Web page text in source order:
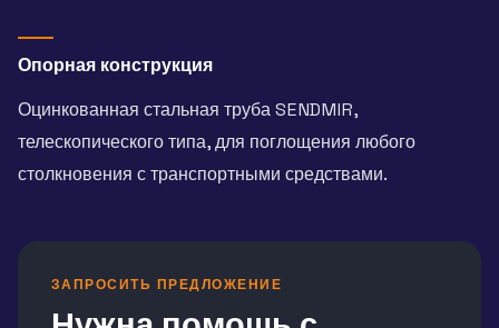
Опорная конструкция
Оцинкованная стальная труба SENDMIR,
телескопического типа, для поглощения любого
столкновения с транспортными средствами.
ЗАПРОСИТЬ ПРЕДЛОЖЕНИЕ